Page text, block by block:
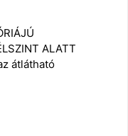
ALATT
átlátható